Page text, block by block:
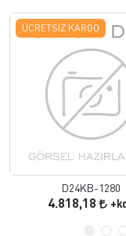
ÜCRETSIZ KARGO
D24KB-1280
4.818,18